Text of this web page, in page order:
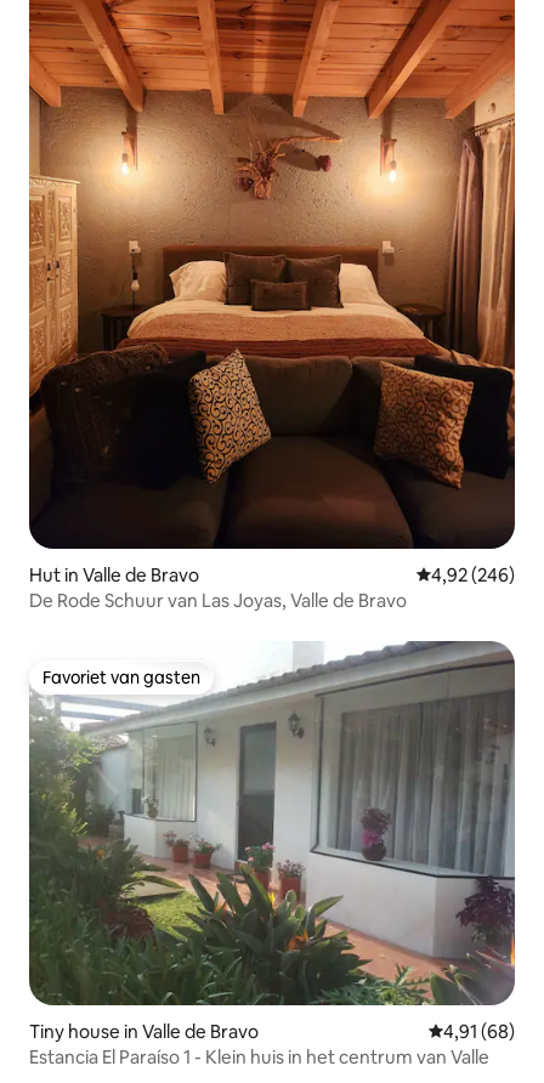
Hut in Valle de Bravo Gemiddelde
4,92 (246)
De Rode Schuur van Las Joyas, Valle de Bravo
Favoriet van gasten
Favoriet van gasten
Tiny house in Valle de Bravo Gemiddelde
4,91 (68)
Estancia El Paraíso 1 - Klein huis in het centrum van Valle